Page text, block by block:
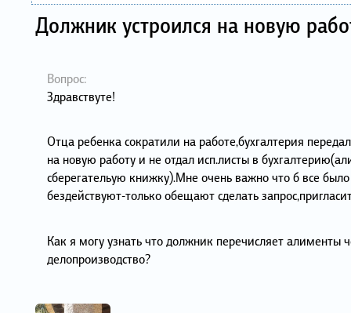
Должник устроился на новую
Вопрос:
Здравствуте!
Отца ребенка сократили на работе,бухгалтерия
на новую работу и не отдал исп.листы в
сберегательую книжку).Мне очень важно что б все
бездействуют-только обещают сделать
Как я могу узнать что должник перечисляет
делопроизводство?